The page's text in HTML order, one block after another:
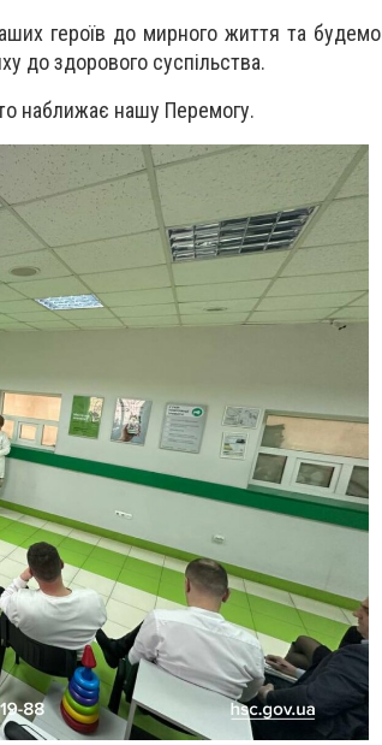
героїв до мирного життя та будемо
до здорового суспільства.
наближає нашу Перемогу.